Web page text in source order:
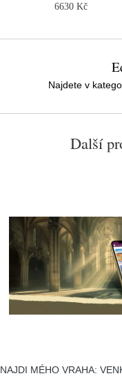
6630 Kč
Najdete v
Další
NAJDI MÉHO VRAHA: